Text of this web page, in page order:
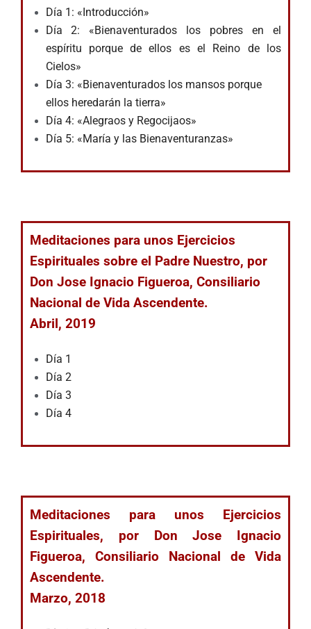
Día 1: «Introducción»
Día 2: «Bienaventurados los pobres en el
espíritu porque de ellos es el Reino de los
Cielos»
Día 3: «Bienaventurados los mansos porque
ellos heredarán la tierra»
Día 4: «Alegraos y Regocijaos»
Día 5: «María y las Bienaventuranzas»
Meditaciones para unos Ejercicios
Espirituales sobre el Padre Nuestro, por
Don Jose Ignacio Figueroa, Consiliario
Nacional de Vida Ascendente.
Abril, 2019
Día 1
Día 2
Día 3
Día 4
Meditaciones para unos Ejercicios
Espirituales, por Don Jose Ignacio
Figueroa, Consiliario Nacional de Vida
Ascendente.
Marzo, 2018